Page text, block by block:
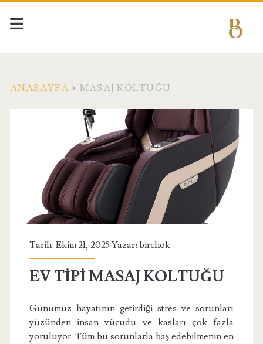
ANASAYFA > MASAJ KOLTUĞU
Kategori:
<span>Masaj
Koltuğu</span>
Tarih: Ekim 21, 2025 Yazar: birchok
EV TİPİ MASAJ KOLTUĞU
Günümüz hayatının getirdiği stres ve sorunları
yüzünden insan vücudu ve kasları çok fazla
yoruluyor. Tüm bu sorunlarla baş edebilmenin en